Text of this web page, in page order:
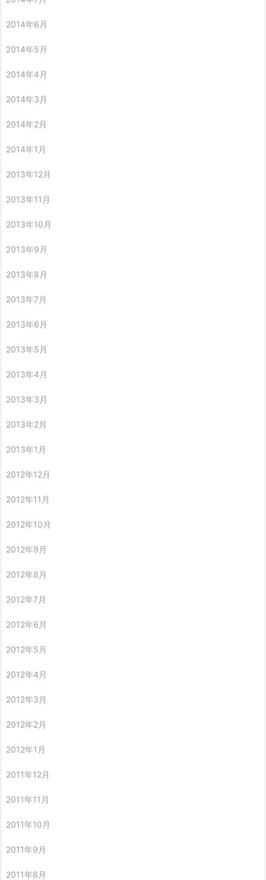
2014年6月
2014年5月
2014年4月
2014年3月
2014年2月
2014年1月
2013年12月
2013年11月
2013年10月
2013年9月
2013年8月
2013年7月
2013年6月
2013年5月
2013年4月
2013年3月
2013年2月
2013年1月
2012年12月
2012年11月
2012年10月
2012年9月
2012年8月
2012年7月
2012年6月
2012年5月
2012年4月
2012年3月
2012年2月
2012年1月
2011年12月
2011年11月
2011年10月
2011年9月
2011年8月